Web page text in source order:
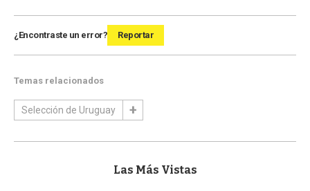
¿Encontraste un error? Reportar
Temas relacionados
Selección de Uruguay
Las Más Vistas